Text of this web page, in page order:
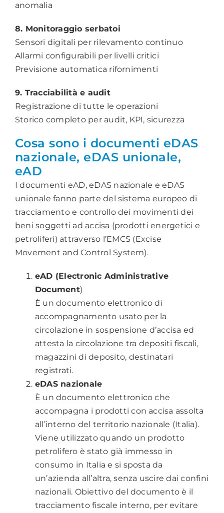
anomalia
8. Monitoraggio serbatoi
Sensori digitali per rilevamento continuo
Allarmi configurabili per livelli critici
Previsione automatica rifornimenti
9. Tracciabilità e audit
Registrazione di tutte le operazioni
Storico completo per audit, KPI, sicurezza
Cosa sono i documenti eDAS
nazionale, eDAS unionale,
eAD
I documenti eAD, eDAS nazionale e eDAS
unionale fanno parte del sistema europeo di
tracciamento e controllo dei movimenti dei
beni soggetti ad accisa (prodotti energetici e
petroliferi) attraverso l’EMCS (Excise
Movement and Control System).
eAD (Electronic Administrative
Document)
È un documento elettronico di
accompagnamento usato per la
circolazione in sospensione d’accisa ed
attesta la circolazione tra depositi fiscali,
magazzini di deposito, destinatari
registrati.
eDAS nazionale
È un documento elettronico che
accompagna i prodotti con accisa assolta
all’interno del territorio nazionale (Italia).
Viene utilizzato quando un prodotto
petrolifero è stato già immesso in
consumo in Italia e si sposta da
un’azienda all’altra, senza uscire dai confini
nazionali. Obiettivo del documento è il
tracciamento fiscale interno, per evitare